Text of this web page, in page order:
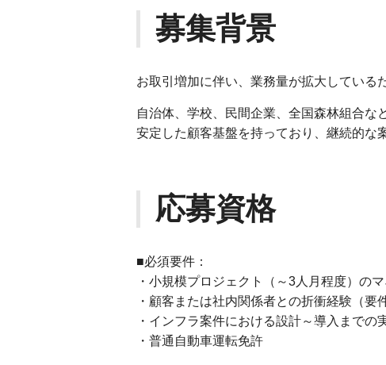
募集背景
お取引増加に伴い、業務量が拡大している
自治体、学校、民間企業、全国森林組合な
安定した顧客基盤を持っており、継続的な
応募資格
■必須要件：
・小規模プロジェクト（～3人月程度）の
・顧客または社内関係者との折衝経験（要
・インフラ案件における設計～導入までの
・普通自動車運転免許